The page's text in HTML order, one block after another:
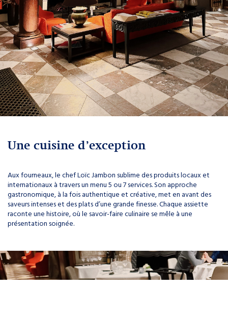
Une cuisine d’exception
Aux fourneaux, le chef Loïc Jambon sublime des produits locaux et
internationaux à travers un menu 5 ou 7 services. Son approche
gastronomique, à la fois authentique et créative, met en avant des
saveurs intenses et des plats d’une grande finesse. Chaque assiette
raconte une histoire, où le savoir-faire culinaire se mêle à une
présentation soignée.
Balade gastronomique en
Ardenne belge.
LIRE L'ARTICLE